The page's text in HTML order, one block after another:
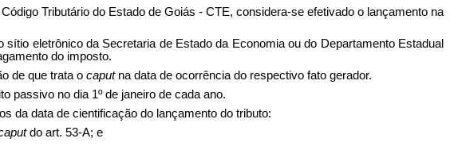
Tributário do Estado de Goiás - CTE, considera-se efetivado o lançamento na
eletrônico da Secretaria de Estado da Economia ou do Departamento Estadual
do imposto.
de que trata o caputna data de ocorrência do respectivo fato gerador.
passivo no dia 1º de janeiro de cada ano.
da data de cientificação do lançamento do tributo:
do art. 53-A; e